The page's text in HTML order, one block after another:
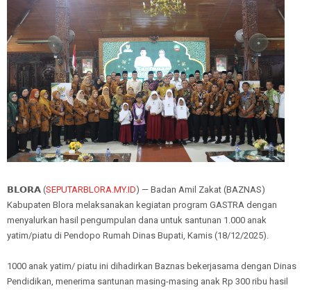
𝗕𝗟𝗢𝗥𝗔 (SEPUTARBLORA.MY.ID) — Badan Amil Zakat (BAZNAS)
Kabupaten Blora melaksanakan kegiatan program GASTRA dengan
menyalurkan hasil pengumpulan dana untuk santunan 1.000 anak
yatim/piatu di Pendopo Rumah Dinas Bupati, Kamis (18/12/2025).
1000 anak yatim/ piatu ini dihadirkan Baznas bekerjasama dengan Dinas
Pendidikan, menerima santunan masing-masing anak Rp 300 ribu hasil